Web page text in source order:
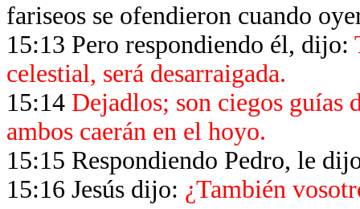
fariseos se ofendieron cuando
15:13 Pero respondiendo él, dijo:
celestial, será desarraigada.
15:14 Dejadlos; son ciegos guías
ambos caerán en el hoyo.
15:15 Respondiendo Pedro, le
15:16 Jesús dijo: ¿También